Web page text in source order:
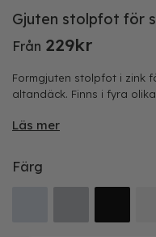
Gjuten stolpfot för
Från 229kr
Formgjuten stolpfot i zink
altandäck. Finns i fyra
Läs mer
Färg